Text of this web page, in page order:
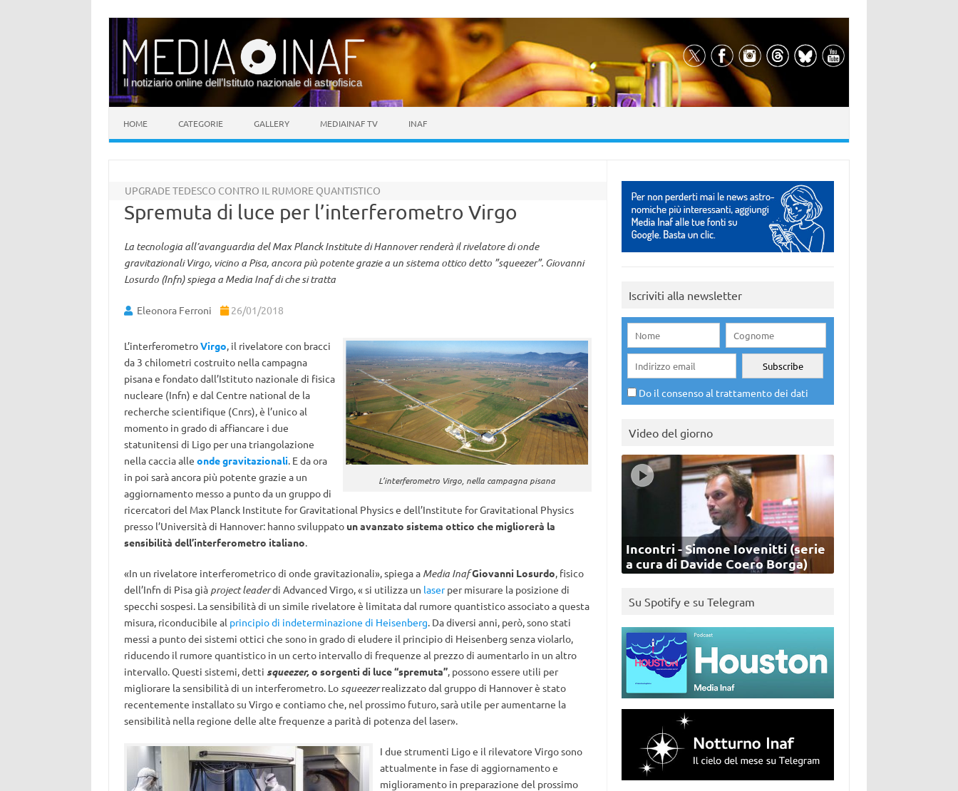
Il notiziario online dell’Istituto nazionale di astrofisica
HOME CATEGORIE GALLERY MEDIAINAF TV INAF
UPGRADE TEDESCO CONTRO IL RUMORE QUANTISTICO
Spremuta di luce per l’interferometro Virgo
La tecnologia all’avanguardia del Max Planck Institute di Hannover renderà il rivelatore di onde
gravitazionali Virgo, vicino a Pisa, ancora più potente grazie a un sistema ottico detto ”squeezer”. Giovanni
Losurdo (Infn) spiega a Media Inaf di che si tratta
Eleonora Ferroni 26/01/2018
L’interferometro Virgo, nella campagna pisana
L’interferometroVirgo, il rivelatore con bracci
da 3 chilometri costruito nella campagna
pisana e fondato dall’Istituto nazionale di fisica
nucleare (Infn) e dal Centre national de la
recherche scientifique (Cnrs), è l’unico al
momento in grado di affiancare i due
statunitensi di Ligo per una triangolazione
nella caccia alle onde gravitazionali. E da ora
in poi sarà ancora più potente grazie a un
aggiornamento messo a punto da un gruppo di
ricercatori del Max Planck Institute for Gravitational Physics e dell’Institute for Gravitational Physics
presso l’Università di Hannover: hanno sviluppato un avanzato sistema ottico che migliorerà la
sensibilità dell’interferometro italiano.
«In un rivelatore interferometrico di onde gravitazionali», spiega a Media InafGiovanni Losurdo, fisico
dell’Infn di Pisa già project leaderdi Advanced Virgo, « si utilizza un laserper misurare la posizione di
specchi sospesi. La sensibilità di un simile rivelatore è limitata dal rumore quantistico associato a questa
misura, riconducibile al principio di indeterminazione di Heisenberg. Da diversi anni, però, sono stati
messi a punto dei sistemi ottici che sono in grado di eludere il principio di Heisenberg senza violarlo,
riducendo il rumore quantistico in un certo intervallo di frequenze al prezzo di aumentarlo in un altro
intervallo. Questi sistemi, detti squeezer,o sorgenti di luce “spremuta”, possono essere utili per
migliorare la sensibilità di un interferometro. Losqueezerrealizzato dal gruppo di Hannover è stato
recentemente installato su Virgo e contiamo che, nel prossimo futuro, sarà utile per aumentarne la
sensibilità nella regione delle alte frequenze a parità di potenza del laser».
I due strumenti Ligo e il rilevatore Virgo sono
attualmente in fase di aggiornamento e
miglioramento in preparazione del prossimo
Iscriviti alla newsletter
Do il consenso al trattamento dei dati
Video del giorno
Incontri - Simone Iovenitti (serie
a cura di Davide Coero Borga)
Su Spotify e su Telegram